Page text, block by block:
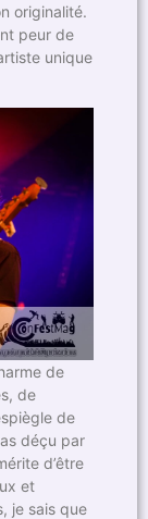
originalité.
peur de
unique
de
de
de
déçu par
d’être
et
je sais que